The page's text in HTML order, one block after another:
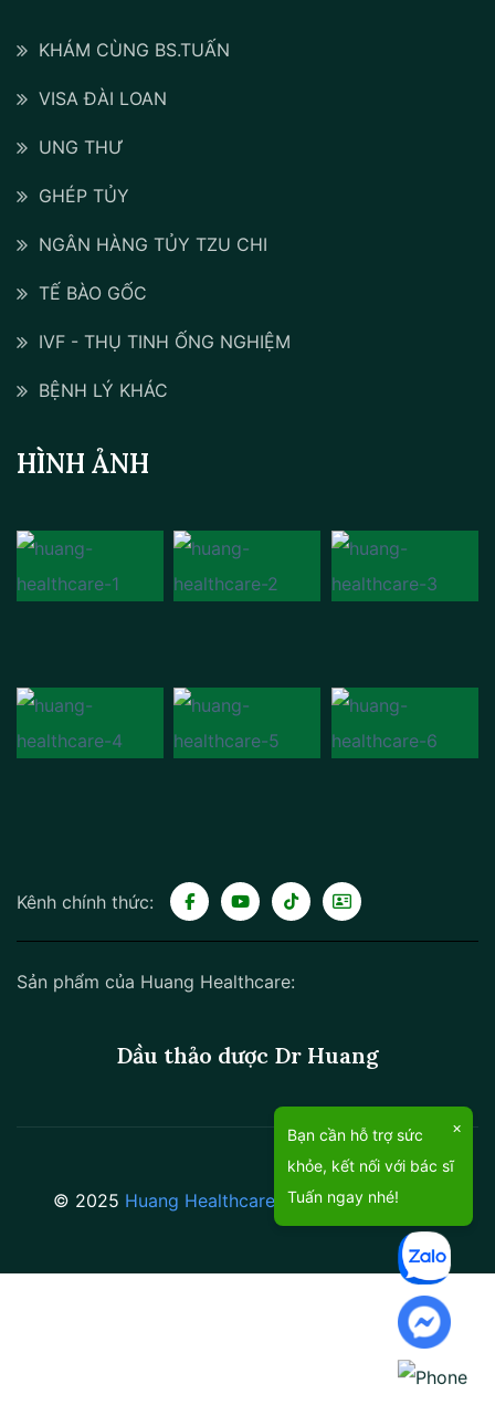
Bạn cần hỗ trợ sức
khỏe, kết nối với bác sĩ
Tuấn ngay nhé!
×
KHÁM CÙNG BS.TUẤN
VISA ĐÀI LOAN
UNG THƯ
GHÉP TỦY
NGÂN HÀNG TỦY TZU CHI
TẾ BÀO GỐC
IVF - THỤ TINH ỐNG NGHIỆM
BỆNH LÝ KHÁC
HÌNH ẢNH
Kênh chính thức:
Sản phẩm của Huang Healthcare:
Dầu thảo dược Dr Huang
© 2025 Huang Healthcare All rights reserved.